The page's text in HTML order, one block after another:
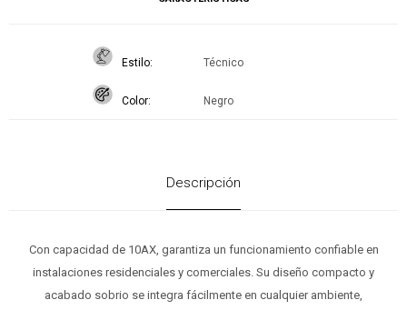
Estilo Técnico
Color Negro
Descripción
Con capacidad de 10AX, garantiza un funcionamiento confiable en
instalaciones residenciales y comerciales. Su diseño compacto y
acabado sobrio se integra fácilmente en cualquier ambiente,